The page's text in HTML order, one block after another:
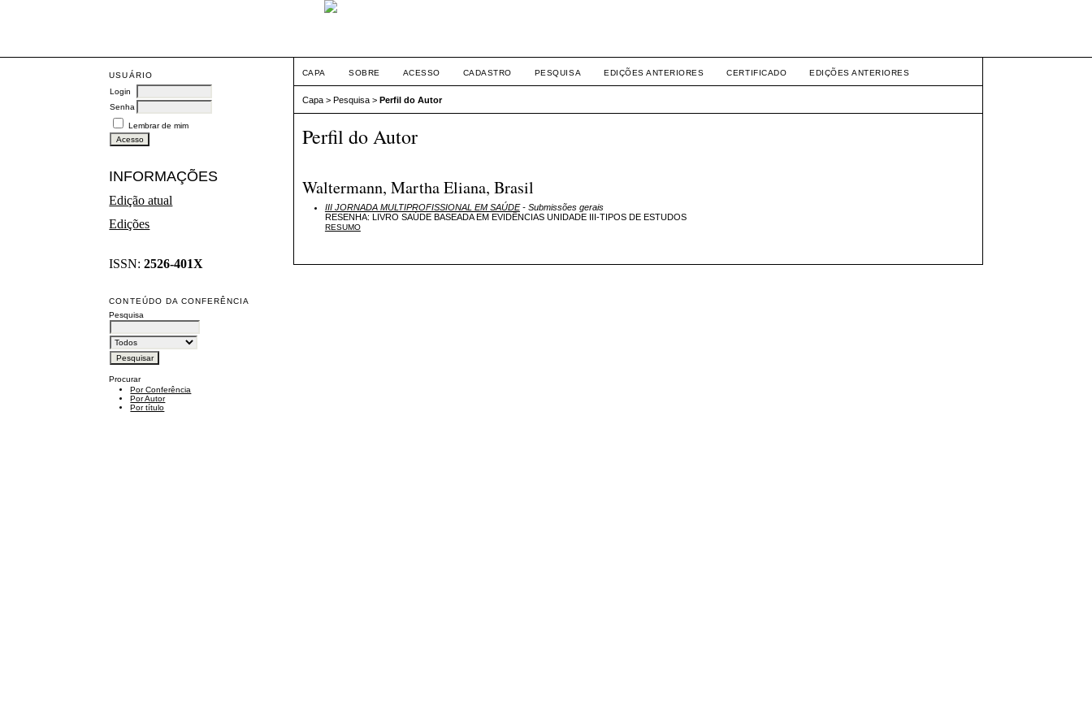
USUÁRIO
Login
Senha
Lembrar de mim
INFORMAÇÕES
Edição atual
Edições
ISSN:2526-401X
CONTEÚDO DA CONFERÊNCIA
Pesquisa
Procurar
Por Conferência
Por Autor
Por título
CAPA SOBRE ACESSO CADASTRO PESQUISA EDIÇÕES ANTERIORES CERTIFICADO EDIÇÕES ANTERIORES
Capa> Pesquisa> Perfil do Autor
Perfil do Autor
Waltermann, Martha Eliana, Brasil
III JORNADA MULTIPROFISSIONAL EM SAÚDE- Submissões gerais
RESENHA: LIVRO SAÚDE BASEADA EM EVIDÊNCIAS UNIDADE III-TIPOS DE ESTUDOS
RESUMO